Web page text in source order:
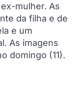
mulher. As
da filha e de
e um
As imagens
domingo (11).